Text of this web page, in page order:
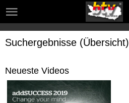
Suchergebnisse (Übersicht)
Neueste Videos